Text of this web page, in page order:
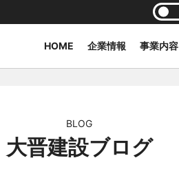
HOME 企業情報 事業内容
BLOG
大晋建設ブログ